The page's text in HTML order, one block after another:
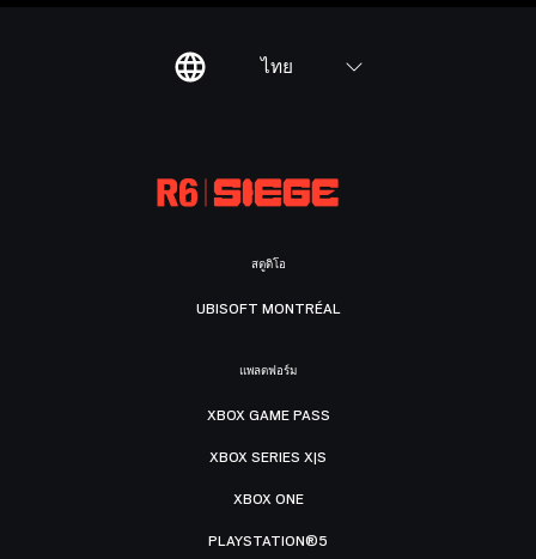
ไทย
สตูดิโอ
UBISOFT MONTRÉAL
แพลตฟอร์ม
XBOX GAME PASS
XBOX SERIES X|S
XBOX ONE
PLAYSTATION®5